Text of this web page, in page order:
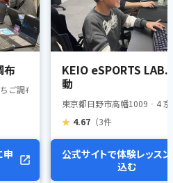
布
ご調布駅前ビル8階
申
KEIO eSPORTS LAB.
動
東京都日野市高幡1009‐4
★ 4.67 （3件
公式サイトで体験レッス
込む